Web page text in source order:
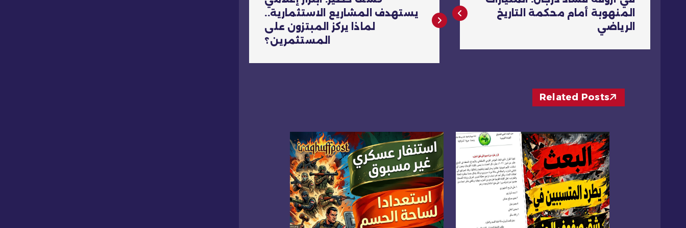
ص
فّ
المنهوبة أمام محكمة التاريخ
الرياضي
يستهدف المشاريع الاستثمارية..
لماذا يركز المبتزون على
المستثمرين؟
Related Posts